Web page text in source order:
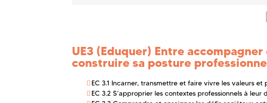
UE3 (Eduquer) Entre
construire sa posture
EC 3.1 Incarner, transmettre et faire vivre les valeurs
EC 3.2 S’approprier les contextes professionnels à